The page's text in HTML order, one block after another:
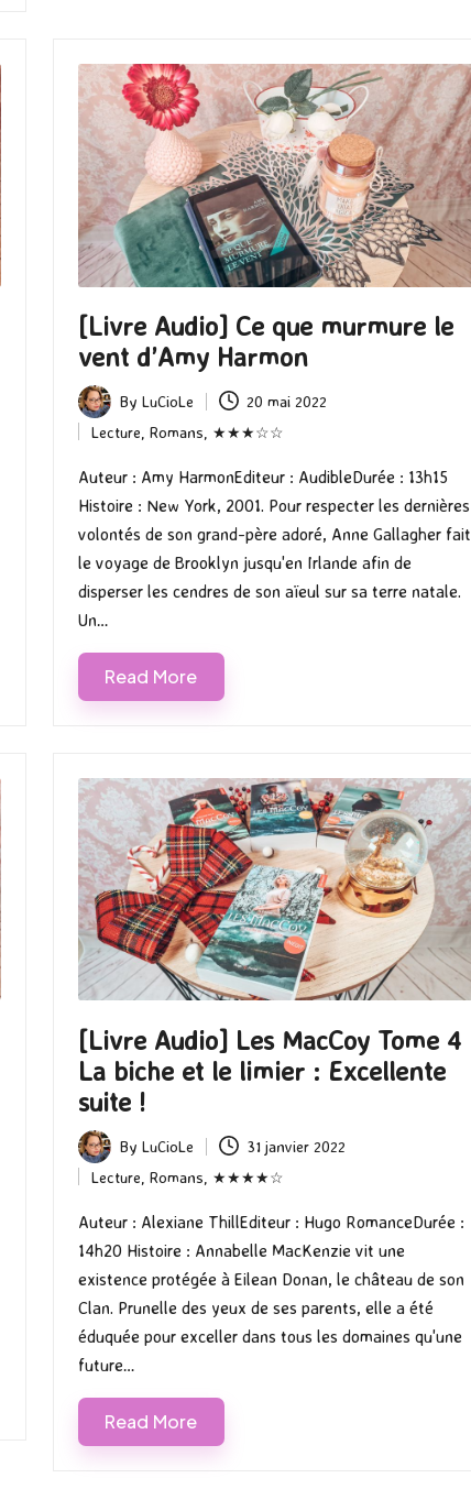
[Livre Audio] Ce que murmure le
vent d’Amy Harmon
Posted
by
By LuCioLe 20 mai 2022
Posted
in
Lecture Romans ★★★☆☆
Auteur : Amy HarmonEditeur : AudibleDurée : 13h15
Histoire : New York, 2001. Pour respecter les dernières
volontés de son grand-père adoré, Anne Gallagher fait
le voyage de Brooklyn jusqu'en Irlande afin de
disperser les cendres de son aïeul sur sa terre natale.
Un…
Read More
[Livre Audio] Les MacCoy Tome 4
La biche et le limier : Excellente
suite !
Posted
by
By LuCioLe 31 janvier 2022
Posted
in
Lecture Romans ★★★★☆
Auteur : Alexiane ThillEditeur : Hugo RomanceDurée :
14h20 Histoire : Annabelle MacKenzie vit une
existence protégée à Eilean Donan, le château de son
Clan. Prunelle des yeux de ses parents, elle a été
éduquée pour exceller dans tous les domaines qu'une
future…
Read More